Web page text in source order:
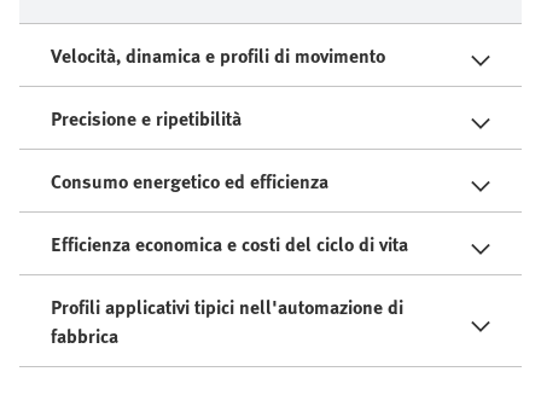
Velocità, dinamica e profili di movimento
Precisione e ripetibilità
Consumo energetico ed efficienza
Efficienza economica e costi del ciclo di vita
Profili applicativi tipici nell'automazione di
fabbrica